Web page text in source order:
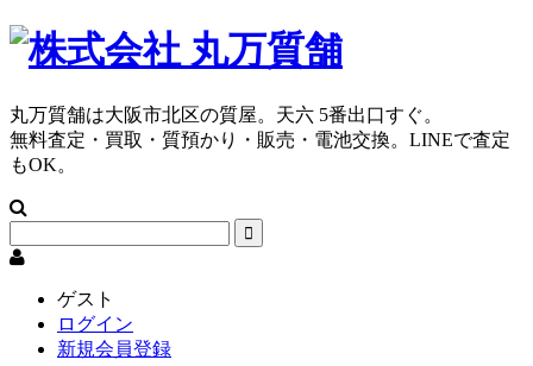
丸万質舗は大阪市北区の質屋。天六 5番出口すぐ。
無料査定・買取・質預かり・販売・電池交換。LINEで査定
もOK。
ゲスト
ログイン
新規会員登録